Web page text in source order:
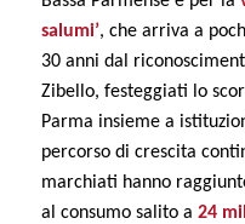
salumi’, che arriva a
30 anni dal
Zibello, festeggiati lo
Parma insieme a
percorso di crescita
marchiati hanno
al consumo salito a 24